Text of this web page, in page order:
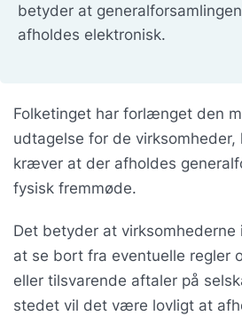
betyder at
afholdes elektronisk.
Folketinget har forlænget den
udtagelse for de
kræver at der afholdes
fysisk fremmøde.
Det betyder at virksomhederne
at se bort fra eventuelle regler
eller tilsvarende aftaler på
stedet vil det være lovligt at